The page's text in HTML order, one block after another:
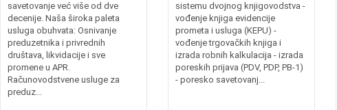
savetovanje već više od dve
decenije. Naša široka paleta
usluga obuhvata: Osnivanje
preduzetnika i privrednih
društava, likvidacije i sve
promene u APR.
Računovodstvene usluge za
preduz...
sistemu dvojnog knjigovodstva -
vođenje knjiga evidencije
prometa i usluga (KEPU) -
vođenje trgovačkih knjiga i
izrada robnih kalkulacija - izrada
poreskih prijava (PDV, PDP, PB-1)
- poresko savetovanj...